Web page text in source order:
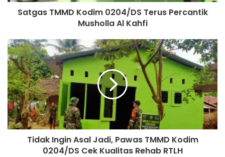
Satgas TMMD Kodim 0204/DS Terus Percantik
Musholla Al Kahfi
Tidak Ingin Asal Jadi, Pawas TMMD Kodim
0204/DS Cek Kualitas Rehab RTLH